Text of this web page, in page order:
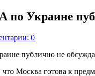
Украине
0
Москва готова к